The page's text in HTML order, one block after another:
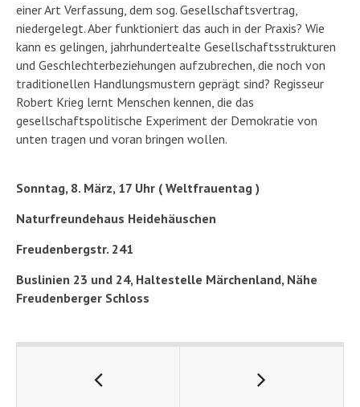
einer Art Verfassung, dem sog. Gesellschaftsvertrag,
niedergelegt. Aber funktioniert das auch in der Praxis? Wie
kann es gelingen, jahrhundertealte Gesellschaftsstrukturen
und Geschlechterbeziehungen aufzubrechen, die noch von
traditionellen Handlungsmustern geprägt sind? Regisseur
Robert Krieg lernt Menschen kennen, die das
gesellschaftspolitische Experiment der Demokratie von
unten tragen und voran bringen wollen.
Sonntag, 8. März, 17 Uhr ( Weltfrauentag )
Naturfreundehaus Heidehäuschen
Freudenbergstr. 241
Buslinien 23 und 24, Haltestelle Märchenland, Nähe
Freudenberger Schloss